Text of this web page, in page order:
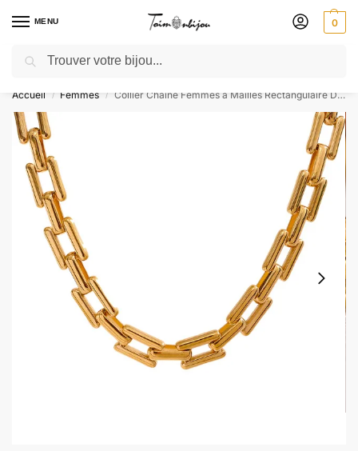
MENU 0
🎁 SOLDES SOLDES : jusqu’à -30 % ! GRAVURE OFFERTE – Livré 48h
Accueil / Femmes / Collier Chaîne Femmes à Mailles Rectangulaire Doré Or Jaune